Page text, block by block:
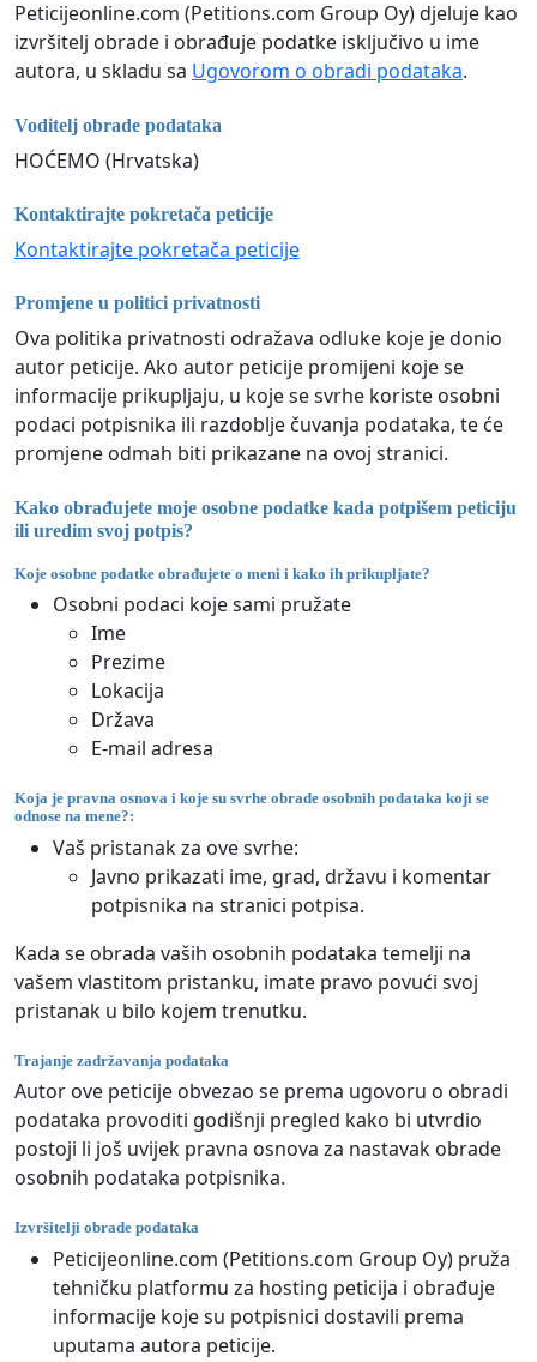
Peticijeonline.com (Petitions.com Group Oy) djeluje kao
izvršitelj obrade i obrađuje podatke isključivo u ime
autora, u skladu sa Ugovorom o obradi podataka.
Voditelj obrade podataka
HOĆEMO (Hrvatska)
Kontaktirajte pokretača peticije
Kontaktirajte pokretača peticije
Promjene u politici privatnosti
Ova politika privatnosti odražava odluke koje je donio
autor peticije. Ako autor peticije promijeni koje se
informacije prikupljaju, u koje se svrhe koriste osobni
podaci potpisnika ili razdoblje čuvanja podataka, te će
promjene odmah biti prikazane na ovoj stranici.
Kako obrađujete moje osobne podatke kada potpišem peticiju
ili uredim svoj potpis?
Koje osobne podatke obrađujete o meni i kako ih prikupljate?
Osobni podaci koje sami pružate
Ime
Prezime
Lokacija
Država
E-mail adresa
Koja je pravna osnova i koje su svrhe obrade osobnih podataka koji se
odnose na mene?:
Vaš pristanak za ove svrhe:
Javno prikazati ime, grad, državu i komentar
potpisnika na stranici potpisa.
Kada se obrada vaših osobnih podataka temelji na
vašem vlastitom pristanku, imate pravo povući svoj
pristanak u bilo kojem trenutku.
Trajanje zadržavanja podataka
Autor ove peticije obvezao se prema ugovoru o obradi
podataka provoditi godišnji pregled kako bi utvrdio
postoji li još uvijek pravna osnova za nastavak obrade
osobnih podataka potpisnika.
Izvršitelji obrade podataka
Peticijeonline.com (Petitions.com Group Oy) pruža
tehničku platformu za hosting peticija i obrađuje
informacije koje su potpisnici dostavili prema
uputama autora peticije.